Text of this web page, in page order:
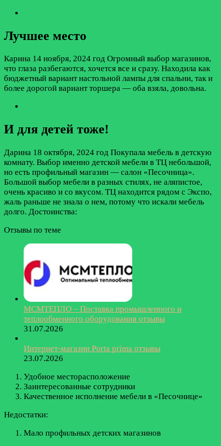
Лучшее место
Карина 14 ноября, 2024 год Огромный выбор магазинов,
что глаза разбегаются, хочется все и сразу. Находила как
бюджетный вариант настольной лампы для спальни, так и
более дорогой вариант торшера — оба взяла, довольна.
И для детей тоже!
Дарина 18 октября, 2024 год Покупала мебель в детскую
комнату. Выбор именно детской мебели в ТЦ небольшой,
но есть профильный магазин — салон «Песочница».
Большой выбор мебели в разных стилях, не аляпистое,
очень красиво и со вкусом. ТЦ находится рядом с Экспо,
жаль раньше не знала о нем, потому что искали мебель
долго. Достоинства:
Отзывы по теме
МСМТЕПЛО – Поставка промышленного и
теплообменного оборудования отзывы
31.07.2026
Интернет-магазин Porta prima отзывы
23.07.2026
Удобное месторасположение
Заинтересованные сотрудники
Качественное исполнение мебели в «Песочнице»
Недостатки:
Мало профильных детских магазинов